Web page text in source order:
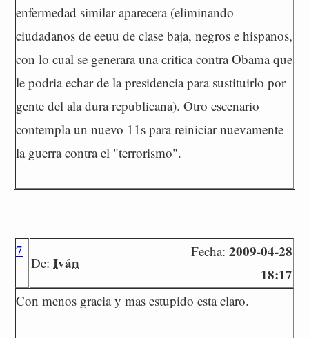
enfermedad similar aparecera (eliminando
ciudadanos de eeuu de clase baja, negros e hispanos,
con lo cual se generara una critica contra Obama que
le podria echar de la presidencia para sustituirlo por
gente del ala dura republicana). Otro escenario
contempla un nuevo 11s para reiniciar nuevamente
la guerra contra el "terrorismo".
7
De: Iván
Fecha: 2009-04-28
18:17
Con menos gracia y mas estupido esta claro.